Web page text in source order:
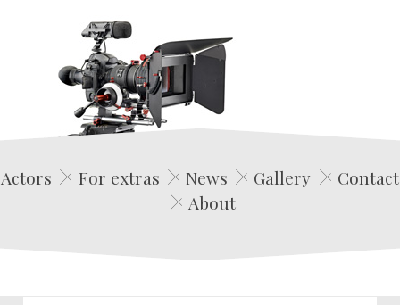
Edwin Film Agencja Aktorska
Actors For extras News Gallery
Contact
About